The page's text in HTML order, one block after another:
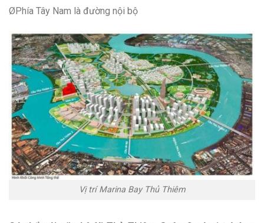
ØPhía Tây Nam là đường nội bộ
Vị trí Marina Bay Thủ Thiêm